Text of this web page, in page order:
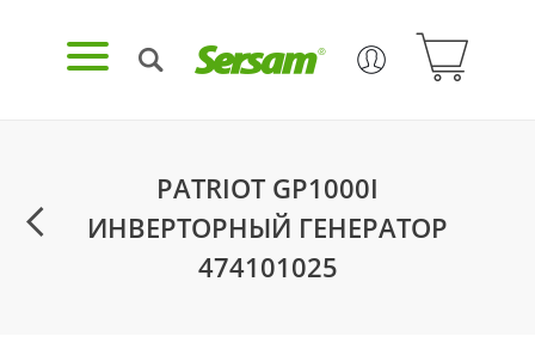
PATRIOT GP1000I
ИНВЕРТОРНЫЙ ГЕНЕРАТОР
474101025